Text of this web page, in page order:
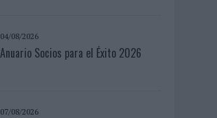
04/08/2026
Anuario Socios para el Éxito 2026
07/08/2026